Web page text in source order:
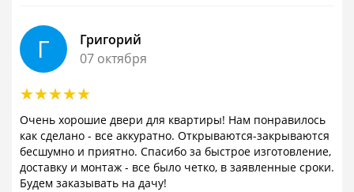
Г
Григорий
07 октября
Очень хорошие двери для квартиры! Нам понравилось
как сделано - все аккуратно. Открываются-закрываются
бесшумно и приятно. Спасибо за быстрое изготовление,
доставку и монтаж - все было четко, в заявленные сроки.
Будем заказывать на дачу!